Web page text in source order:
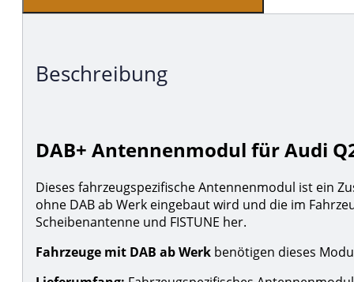
Beschreibung
DAB+ Antennenmodul für Audi
Dieses fahrzeugspezifische Antennenmodul ist ein
ohne DAB ab Werk eingebaut wird und die im
Scheibenantenne und FISTUNE her.
Fahrzeuge mit DAB ab Werk benötigen dieses